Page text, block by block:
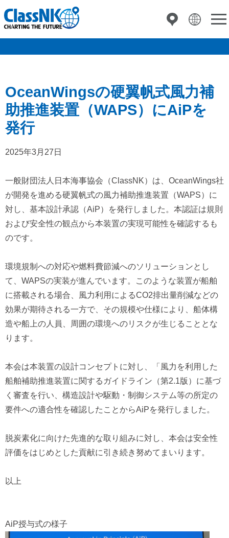
OceanWingsの硬翼帆式風力補
助推進装置（WAPS）にAiPを
発行
2025年3月27日
一般財団法人日本海事協会（ClassNK）は、OceanWings社
が開発を進める硬翼帆式の風力補助推進装置（WAPS）に
対し、基本設計承認（AiP）を発行しました。本認証は規則
および安全性の観点から本装置の実現可能性を確認するも
のです。
環境規制への対応や燃料費節減へのソリューションとし
て、WAPSの実装が進んでいます。このような装置が船舶
に搭載される場合、風力利用によるCO2排出量削減などの
効果が期待される一方で、その規模や仕様により、船体構
造や船上の人員、周囲の環境へのリスクが生じることとな
ります。
本会は本装置の設計コンセプトに対し、「風力を利用した
船舶補助推進装置に関するガイドライン（第2.1版）に基づ
く審査を行い、構造設計や駆動・制御システム等の所定の
要件への適合性を確認したことからAiPを発行しました。
脱炭素化に向けた先進的な取り組みに対し、本会は安全性
評価をはじめとした貢献に引き続き努めてまいります。
以上
AiP授与式の様子